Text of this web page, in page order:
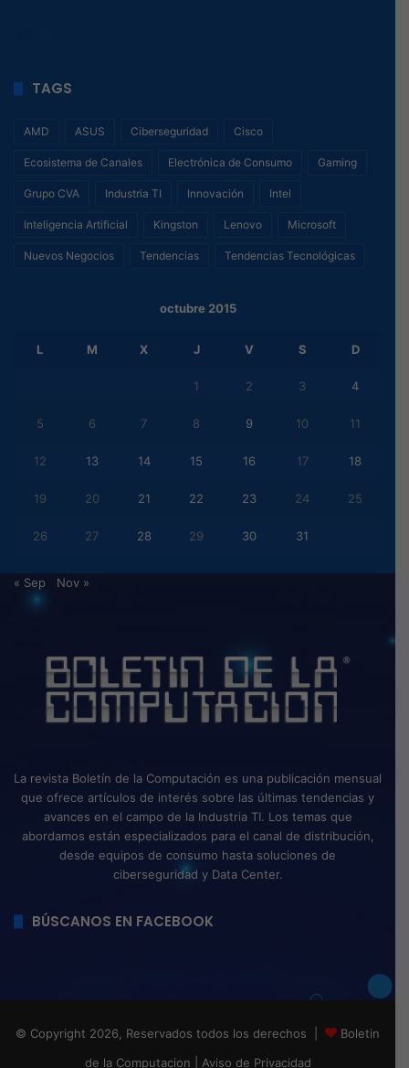
TAGS
AMD ASUS Ciberseguridad Cisco
Ecosistema de Canales Electrónica de Consumo Gaming
Grupo CVA Industria TI Innovación Intel
Inteligencia Artificial Kingston Lenovo Microsoft
Nuevos Negocios Tendencias Tendencias Tecnológicas
octubre 2015
L M X J V S D
1 2 3 4
5 6 7 8 9 10 11
12 13 14 15 16 17 18
19 20 21 22 23 24 25
26 27 28 29 30 31
« Sep Nov »
La revista Boletín de la Computación es una publicación mensual
que ofrece artículos de interés sobre las últimas tendencias y
avances en el campo de la Industria TI. Los temas que
abordamos están especializados para el canal de distribución,
desde equipos de consumo hasta soluciones de
ciberseguridad y Data Center.
BÚSCANOS EN FACEBOOK
© Copyright 2026, Reservados todos los derechos |
Boletin
de la Computacion
Aviso de Privacidad